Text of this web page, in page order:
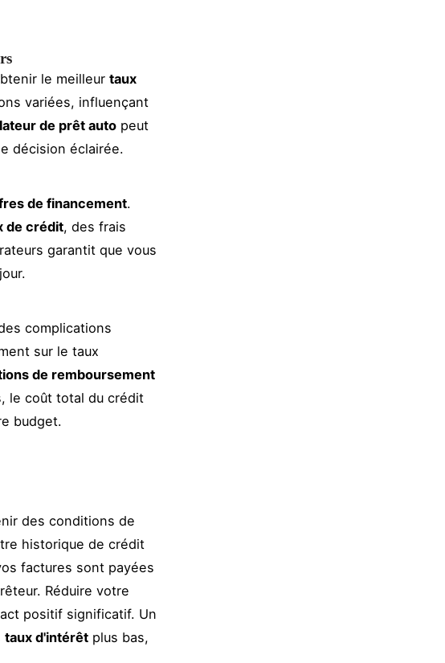
le meilleur taux
variées, influençant
de prêt auto peut
décision éclairée.
de financement.
de crédit, des frais
garantit que vous
complications
sur le taux
de remboursement
le coût total du crédit
budget.
des conditions de
historique de crédit
factures sont payées
Réduire votre
positif significatif. Un
taux d'intérêt plus bas,